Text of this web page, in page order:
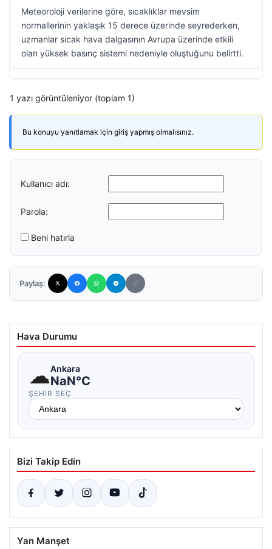
Meteoroloji verilerine göre, sıcaklıklar mevsim
normallerinin yaklaşık 15 derece üzerinde seyrederken,
uzmanlar sıcak hava dalgasının Avrupa üzerinde etkili
olan yüksek basınç sistemi nedeniyle oluştuğunu belirtti.
1 yazı görüntüleniyor (toplam 1)
Bu konuyu yanıtlamak için giriş yapmış olmalısınız.
Kullanıcı adı:
Parola:
Beni hatırla
Paylaş:
Hava Durumu
☁Ankara
NaN°C
ŞEHIR SEÇ
Bizi Takip Edin
Yan Manşet